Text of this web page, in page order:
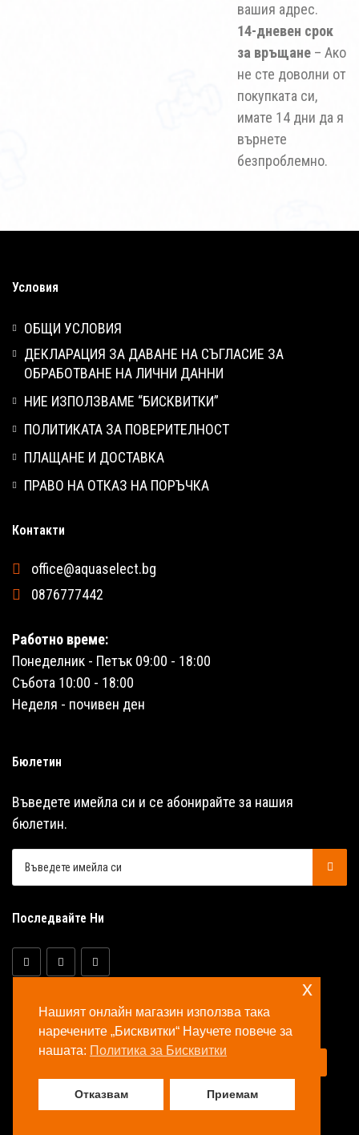
вашия адрес.
14-дневен срок
за връщане – Ако
не сте доволни от
покупката си,
имате 14 дни да я
върнете
безпроблемно.
Условия
ОБЩИ УСЛОВИЯ
ДЕКЛАРАЦИЯ ЗА ДАВАНЕ НА СЪГЛАСИЕ ЗА
ОБРАБОТВАНЕ НА ЛИЧНИ ДАННИ
НИЕ ИЗПОЛЗВАМЕ “БИСКВИТКИ”
ПОЛИТИКАТА ЗА ПОВЕРИТЕЛНОСТ
ПЛАЩАНЕ И ДОСТАВКА
ПРАВО НА ОТКАЗ НА ПОРЪЧКА
Контакти
office@aquaselect.bg
0876777442
Работно време:
Понеделник - Петък 09:00 - 18:00
Събота 10:00 - 18:00
Неделя - почивен ден
Бюлетин
Въведете имейла си и се абонирайте за нашия
бюлетин.
Последвайте Ни
запазени.
Направено с много ❤️ в България.
Нашият онлайн магазин използва така
наречените „Бисквитки“ Научете повече за
нашата: Политика за Бисквитки
Отказвам Приемам
x